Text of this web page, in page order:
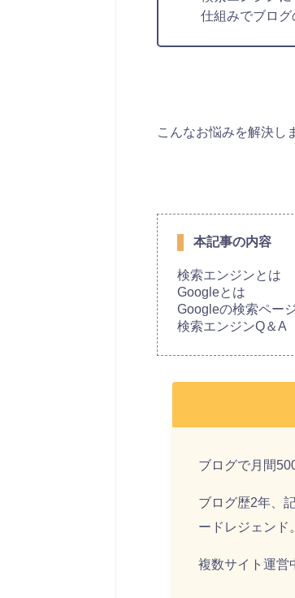
仕組みでブログ
こんなお悩みを解決し
本記事の内容
検索エンジンとは
Googleとは
Googleの検索ペー
検索エンジンQ＆A
ブログで月間
ブログ歴2年、
ードレジェンド。
複数サイト運営